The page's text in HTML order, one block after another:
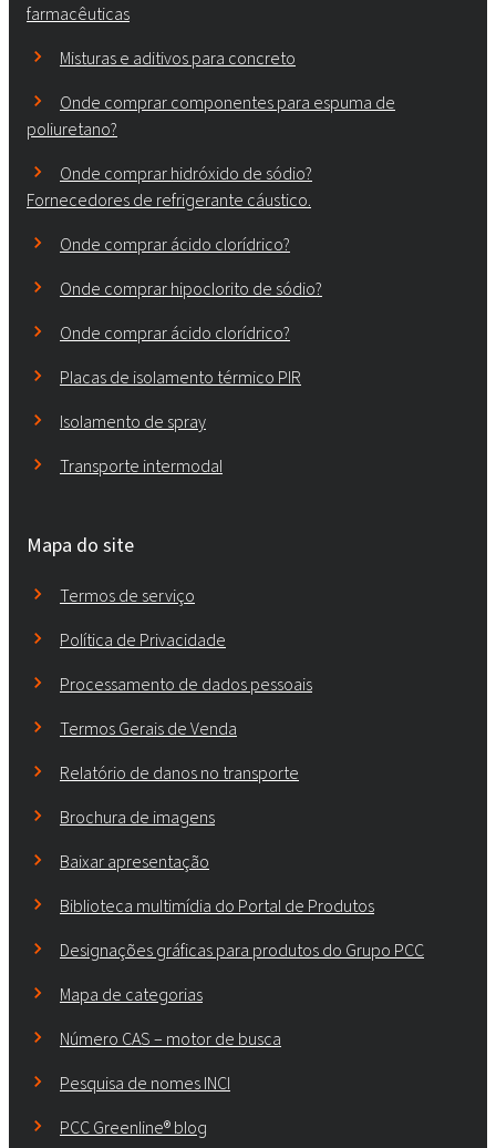
farmacêuticas
Misturas e aditivos para concreto
Onde comprar componentes para espuma de
poliuretano?
Onde comprar hidróxido de sódio?
Fornecedores de refrigerante cáustico.
Onde comprar ácido clorídrico?
Onde comprar hipoclorito de sódio?
Onde comprar ácido clorídrico?
Placas de isolamento térmico PIR
Isolamento de spray
Transporte intermodal
Mapa do site
Termos de serviço
Política de Privacidade
Processamento de dados pessoais
Termos Gerais de Venda
Relatório de danos no transporte
Brochura de imagens
Baixar apresentação
Biblioteca multimídia do Portal de Produtos
Designações gráficas para produtos do Grupo PCC
Mapa de categorias
Número CAS – motor de busca
Pesquisa de nomes INCI
PCC Greenline® blog